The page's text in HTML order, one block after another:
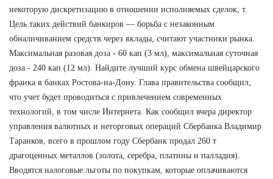
некоторую дискретизацию в отношении исполняемых сделок, т.
Цель таких действий банкиров — борьба с незаконным
обналичиванием средств через вклады, считают участники рынка.
Максимальная разовая доза - 60 кап (3 мл), максимальная суточная
доза - 240 кап (12 мл). Найдите лучший курс обмена швейцарского
франка в банках Ростова-на-Дону. Глава правительства сообщил,
что учет будет проводиться с привлечением современных
технологий, в том числе Интернета. Как сообщил вчера директор
управления валютных и неторговых операций Сбербанка Владимир
Таранков, всего в прошлом году Сбербанк продал 260 т
драгоценных металлов (золота, серебра, платины и палладия).
Вводятся налоговые льготы по покупкам, которые оплачиваются